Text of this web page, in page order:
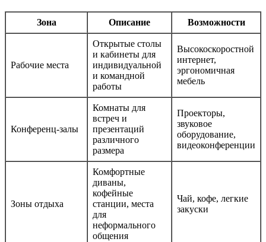
Зона Описание Возможности
Рабочие места
Открытые столы
и кабинеты для
индивидуальной
и командной
работы
Высокоскоростной
интернет,
эргономичная
мебель
Конференц-залы
Комнаты для
встреч и
презентаций
различного
размера
Проекторы,
звуковое
оборудование,
видеоконференции
Зоны отдыха
Комфортные
диваны,
кофейные
станции, места
для
неформального
общения
Чай, кофе, легкие
закуски